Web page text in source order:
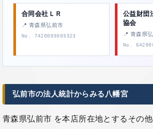
合同会社ＬＲ
📍 青森県弘前市
No. 7420003003323
公益財団
協会
📍 青森県
No.
弘前市の法人統計からみる八幡宮
青森県弘前市 を本店所在地とするその